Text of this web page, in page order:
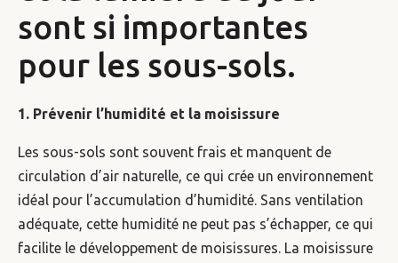
sont si importantes
pour les sous-sols.
1. Prévenir l’humidité et la moisissure
Les sous-sols sont souvent frais et manquent de
circulation d’air naturelle, ce qui crée un environnement
idéal pour l’accumulation d’humidité. Sans ventilation
adéquate, cette humidité ne peut pas s’échapper, ce qui
facilite le développement de moisissures. La moisissure